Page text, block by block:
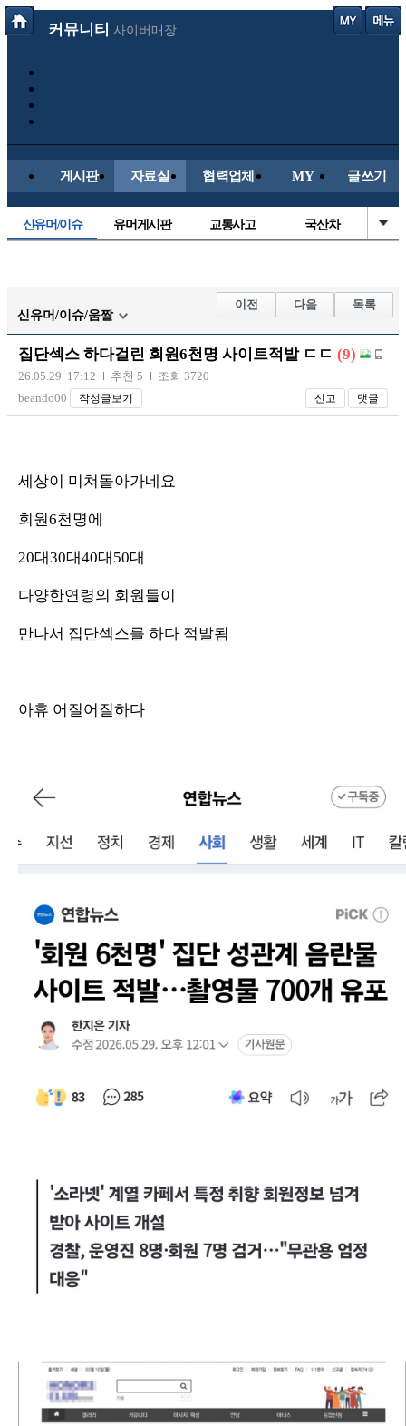
커뮤니티 사이버매장
게시판 자료실 협력업체 MY 글쓰기
신유머/이슈 유머게시판 교통사고 국산차
자유사진 군사/무기
트럭/버스 항공/해운/철도
장착시공사진
신유머/이슈/움짤
이전 다음 목록
집단섹스 하다걸린 회원6천명 사이트적발 ㄷㄷ (9)
26.05.29 17:12 추천 5
조회 3720
beando00
작성글보기 신고 댓글
세상이 미쳐돌아가네요
회원6천명에
20대30대40대50대
다양한연령의 회원들이
만나서 집단섹스를 하다 적발됨
아휴 어질어질하다